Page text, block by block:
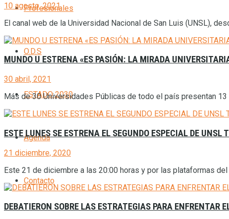
Profesionales
O.D.S
ESTADO 2030
Agenda
Contacto
10 agosto, 2021
El canal web de la Universidad Nacional de San Luis (UNSL),
MUNDO U ESTRENA «ES PASIÓN: LA MIRADA
30 abril, 2021
Más de 30 Universidades Públicas de todo el país presentan
ESTE LUNES SE ESTRENA EL SEGUNDO ESPECIAL DE UNSL
21 diciembre, 2020
Este 21 de diciembre a las 20:00 horas y por las plataformas
DEBATIERON SOBRE LAS ESTRATEGIAS PARA ENFRENTAR